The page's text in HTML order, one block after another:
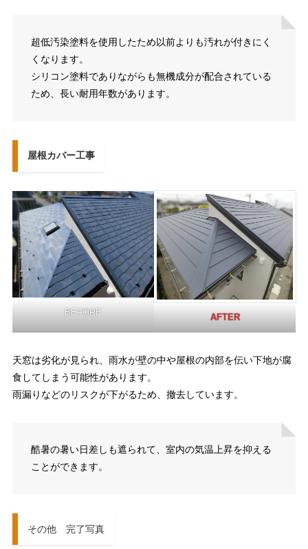
超低汚染塗料を使用したため以前よりも汚れが付きにく
くなります。
シリコン塗料でありながらも無機成分が配合されている
ため、長い耐用年数があります。
屋根カバー工事
BEFORE AFTER
天窓は劣化が見られ、雨水が壁の中や屋根の内部を伝い下地が腐
食してしまう可能性があります。
雨漏りなどのリスクが下がるため、撤去しています。
酷暑の暑い日差しも遮られて、室内の気温上昇を抑える
ことができます。
その他 完了写真